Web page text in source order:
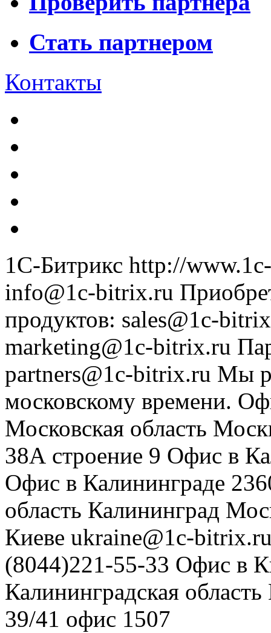
Стать партнером
Контакты
1С-Битрикс http://
info@1c-bitrix.ru
продуктов: sales@1c-
marketing@1c-bitrix.ru
partners@1c-bitrix.ru Мы
московскому времени.
Московская область
38А строение 9 Офис в
Офис в Калининграде
область Калининград
Киеве ukraine@1c-
(8044)221-55-33 Офис в
Калининградская область
39/41 офис 1507